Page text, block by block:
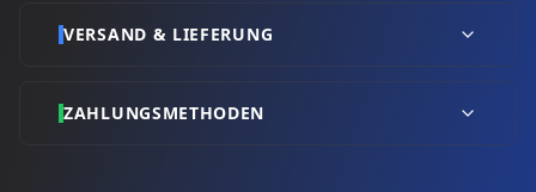
VERSAND & LIEFERUNG
ZAHLUNGSMETHODEN